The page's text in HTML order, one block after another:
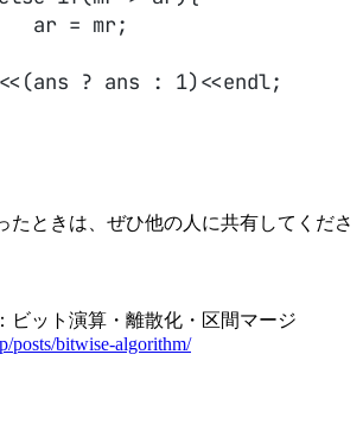
ar = mr;
<< (ans ? ans : 1)<<endl;
たときは、ぜひ他の人に共有してくださ
ビット演算・離散化・区間マージ
posts/bitwise-algorithm/